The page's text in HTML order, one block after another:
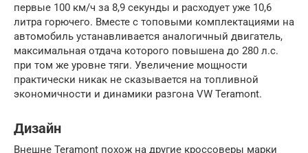
первые 100 км/ч за 8,9 секунды и расходует уже 10,6
литра горючего. Вместе с топовыми комплектациями на
автомобиль устанавливается аналогичный двигатель,
максимальная отдача которого повышена до 280 л.с.
при том же уровне тяги. Увеличение мощности
практически никак не сказывается на топливной
экономичности и динамики разгона VW Teramont.
Дизайн
Внешне Teramont похож на другие кроссоверы марки